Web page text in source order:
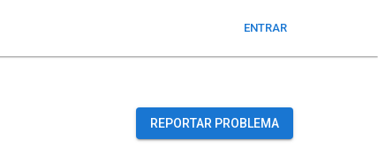
ENTRAR
REPORTAR PROBLEMA